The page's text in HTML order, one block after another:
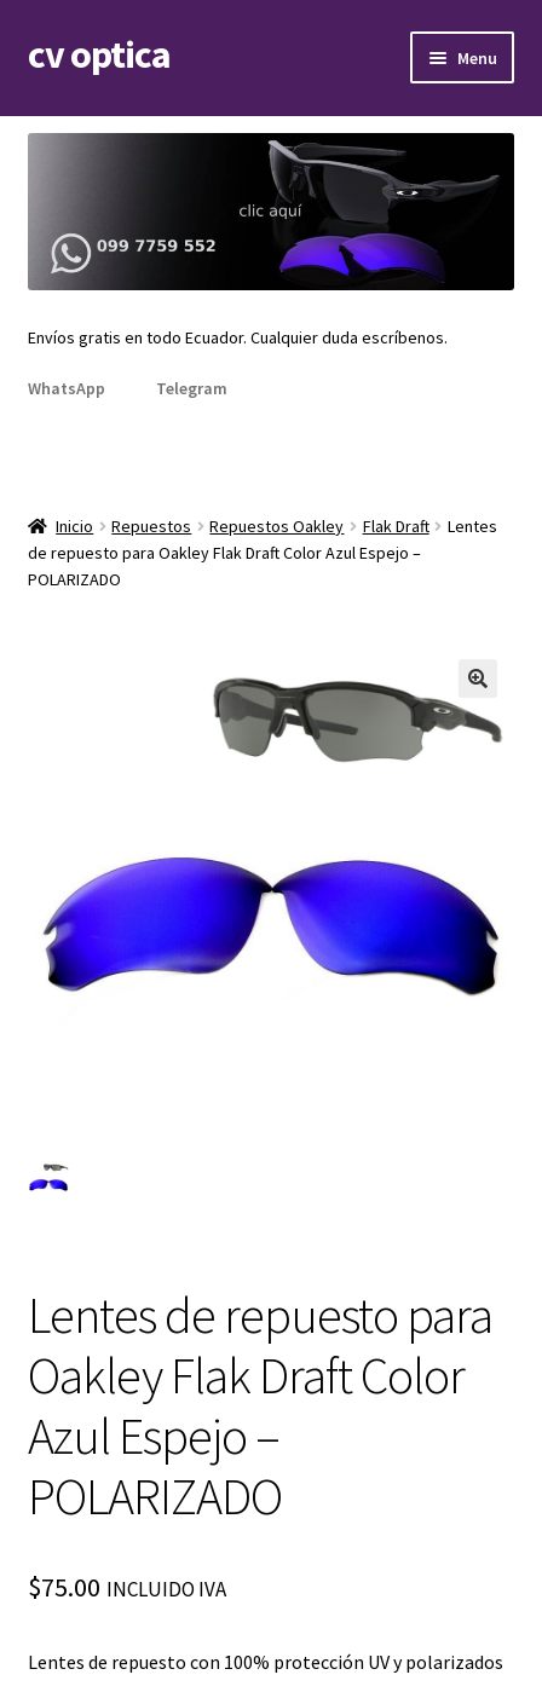
Skip
to
Skip
to
cv optica Menu
Armazones de lentes
child
menu
Expand
Repuestos
menu
Envíos gratis en todo Ecuador. Cualquier duda escríbenos.
WhatsApp Telegram
Inicio Repuestos Repuestos Oakley Flak Draft
Lentes
de repuesto para Oakley Flak Draft Color Azul Espejo –
POLARIZADO
Lentes de repuesto para
Oakley Flak Draft Color
Azul Espejo –
POLARIZADO
$75.00 INCLUIDO IVA
Lentes de repuesto con 100% protección UV y polarizados